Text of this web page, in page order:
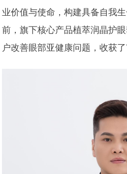
业价值与使命，构建具备自我
前，旗下核心产品植萃润晶护
户改善眼部亚健康问题，收获了